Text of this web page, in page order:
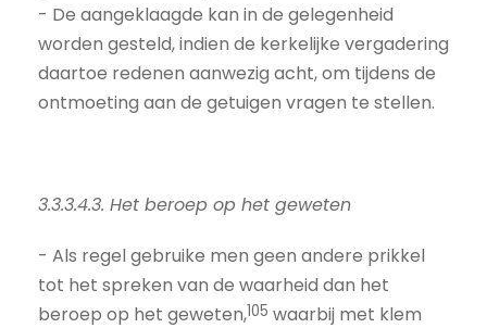
- De aangeklaagde kan in de gelegenheid
worden gesteld, indien de kerkelijke vergadering
daartoe redenen aanwezig acht, om tijdens de
ontmoeting aan de getuigen vragen te stellen.
3.3.3.4.3. Het beroep op het geweten
- Als regel gebruike men geen andere prikkel
tot het spreken van de waarheid dan het
beroep op het geweten,105 waarbij met klem